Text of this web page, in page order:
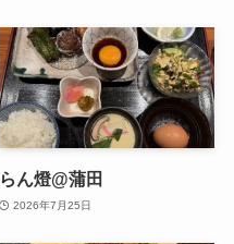
らん燈@蒲田
2026年7月25日